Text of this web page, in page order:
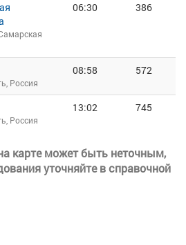
06:30 386
Россия
08:58 572
Россия
13:02 745
карте может быть неточным,
уточняйте в справочной